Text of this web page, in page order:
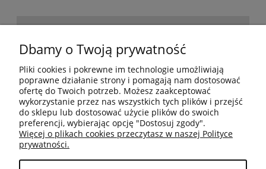
BESTSELLERY
MOJE KONTO
Dbamy o Twoją prywatność
Pliki cookies i pokrewne im technologie umożliwiają
poprawne działanie strony i pomagają nam dostosować
ofertę do Twoich potrzeb. Możesz zaakceptować
wykorzystanie przez nas wszystkich tych plików i przejść
do sklepu lub dostosować użycie plików do swoich
preferencji, wybierając opcję "Dostosuj zgody".
Więcej o plikach cookies przeczytasz w naszej Polityce
prywatności.